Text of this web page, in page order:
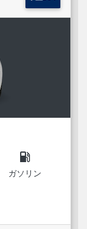
local_gas_station
ガソリン